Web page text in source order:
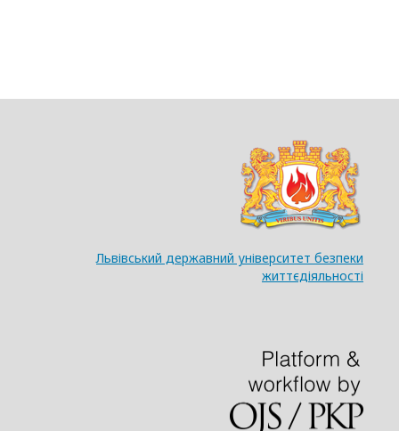
Львівський державний університет безпеки
життєдіяльності